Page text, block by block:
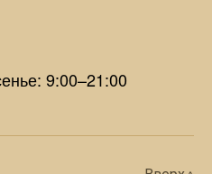
9:00–21:00